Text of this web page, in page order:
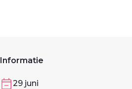
Informatie
29 juni